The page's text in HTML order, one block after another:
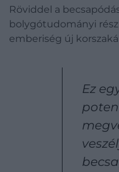
Röviddel a
bolygótudományi
emberiség új
Ez